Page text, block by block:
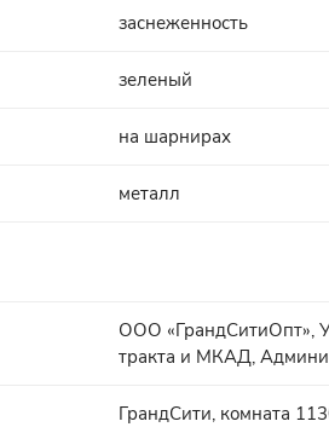
заснеженность
зеленый
на шарнирах
металл
ООО «ГрандСитиОпт»,
тракта и МКАД,
ГрандСити, комната